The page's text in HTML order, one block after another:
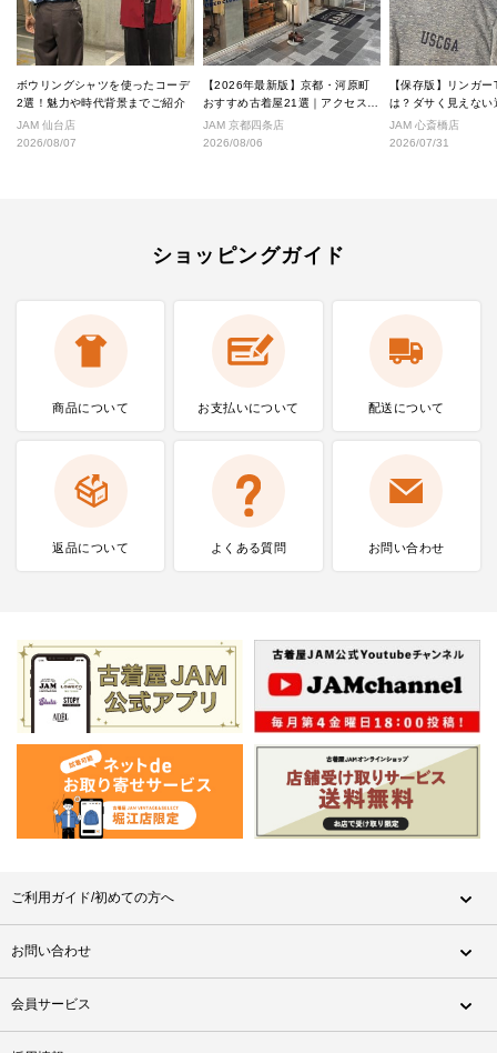
ボウリングシャツを使ったコーデ
2選！魅力や時代背景までご紹介
JAM 仙台店
2026/08/07
【2026年最新版】京都・河原町
おすすめ古着屋21選｜アクセス良
好な絶対行くべきショップ厳選！
JAM 京都四条店
2026/08/06
【保存版】リンガ
は？ダサく見えない
なし完全ガイド
JAM 心斎橋店
2026/07/31
ショッピングガイド
商品について お支払いについて 配送について
返品について よくある質問 お問い合わせ
ご利用ガイド/初めての方へ
お問い合わせ
会員サービス